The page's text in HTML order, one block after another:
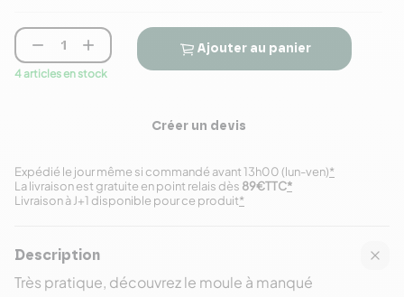
 
4 articles en stock
Ajouter au panier
Créer un devis
Expédié le jour même si commandé avant 13h00 (lun-ven)*
Livraison à J+1 disponible pour ce produit*
La livraison est gratuite en point relais dès 89€TTC*
Description
Très pratique, découvrez le moule à manqué